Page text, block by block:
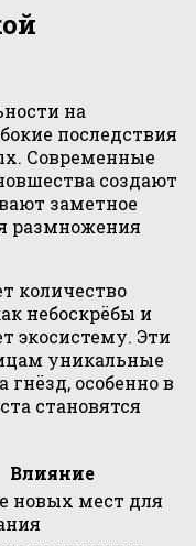
на
последствия
Современные
создают
заметное
размножения
количество
небоскрёбы и
экосистему. Эти
уникальные
особенно в
становятся
Влияние
новых мест для